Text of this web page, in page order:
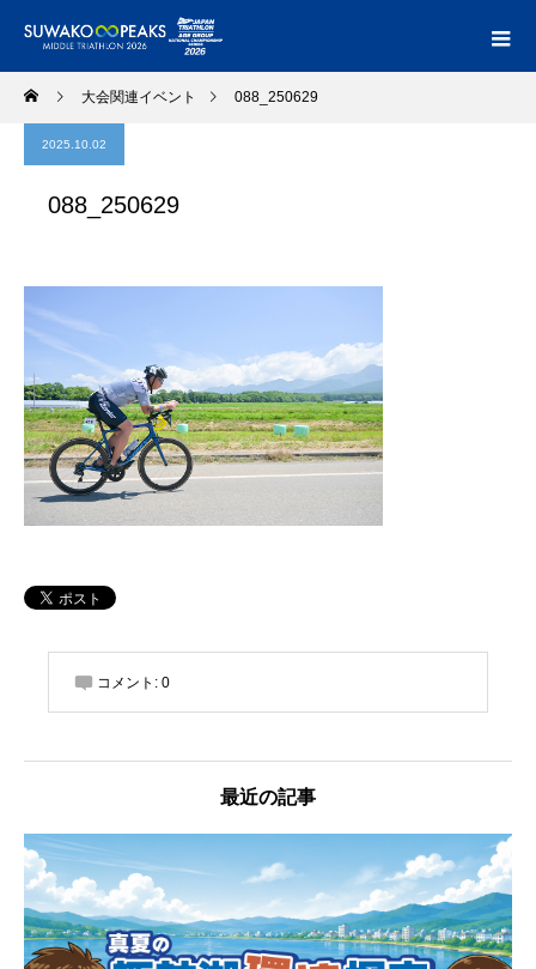
大会関連イベント 088_250629
2025.10.02
088_250629
コメント: 0
最近の記事